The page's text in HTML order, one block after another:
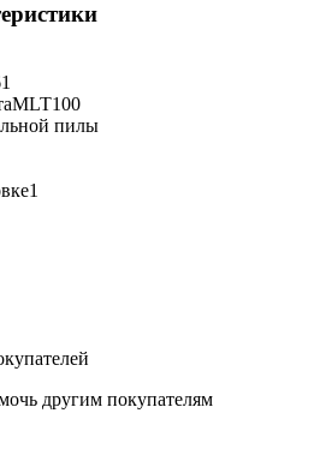
MLT100
пилы
1
другим покупателям